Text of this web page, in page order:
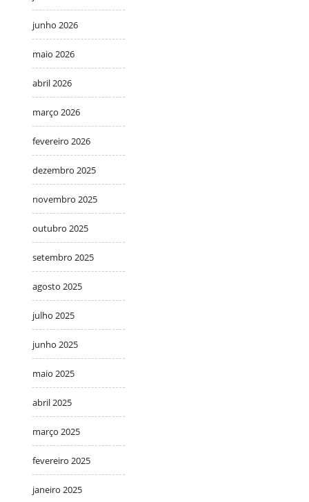
junho 2026
maio 2026
abril 2026
março 2026
fevereiro 2026
dezembro 2025
novembro 2025
outubro 2025
setembro 2025
agosto 2025
julho 2025
junho 2025
maio 2025
abril 2025
março 2025
fevereiro 2025
janeiro 2025